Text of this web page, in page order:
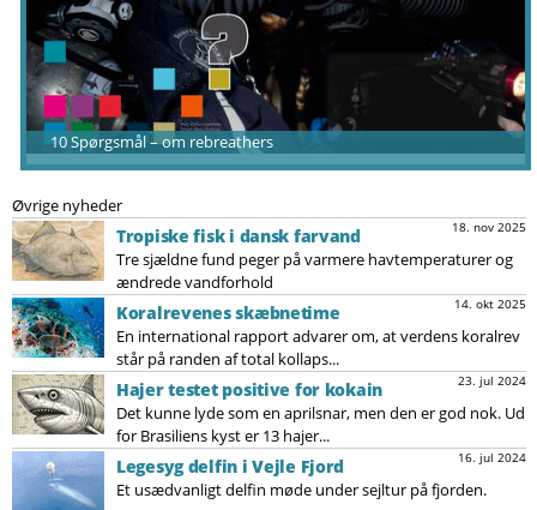
10 Spørgsmål – om rebreathers
Øvrige nyheder
18. nov 2025
Tropiske fisk i dansk farvand
Tre sjældne fund peger på varmere havtemperaturer og
ændrede vandforhold
14. okt 2025
Koralrevenes skæbnetime
En international rapport advarer om, at verdens koralrev
står på randen af total kollaps...
23. jul 2024
Hajer testet positive for kokain
Det kunne lyde som en aprilsnar, men den er god nok. Ud
for Brasiliens kyst er 13 hajer...
16. jul 2024
Legesyg delfin i Vejle Fjord
Et usædvanligt delfin møde under sejltur på fjorden.